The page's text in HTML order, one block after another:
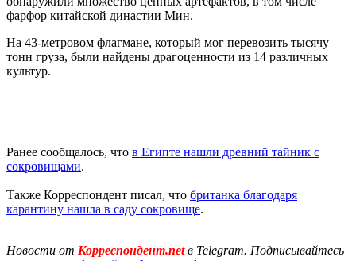
фарфор китайской династии Мин.
На 43-метровом флагмане, который мог перевозить тысячу
тонн груза, были найдены драгоценности из 14 различных
культур.
Ранее сообщалось, что в Египте нашли древний тайник с
сокровищами.
Также Корреспондент писал, что британка благодаря
карантину нашла в саду сокровище.
Новости от Корреспондент.netв Telegram. Подписывайтесь